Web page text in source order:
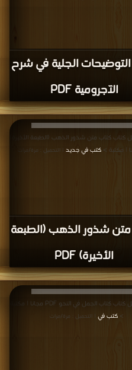
الجلية في شرح
الآجرومية PDF
شذور الذهب (الطبعة
الأخيرة) PDF
كتاب كتاب متن شذور الذهب (الطبعة الأخيرة)
كتب في جديد | التحميل : مرة/مرات
قراءة و تحميل كتاب كتاب الجمل في النحو PDF مجانا | مكتبة
>كتب في | التحميل : مرة/مرات